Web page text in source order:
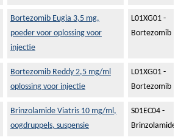
Bortezomib Eugia 3,5 mg,
poeder voor oplossing voor
injectie
L01XG01 -
Bortezomib
Bortezomib Reddy 2,5 mg/ml
oplossing voor injectie
L01XG01 -
Bortezomib
Brinzolamide Viatris 10 mg/ml,
oogdruppels, suspensie
S01EC04 -
Brinzolamide